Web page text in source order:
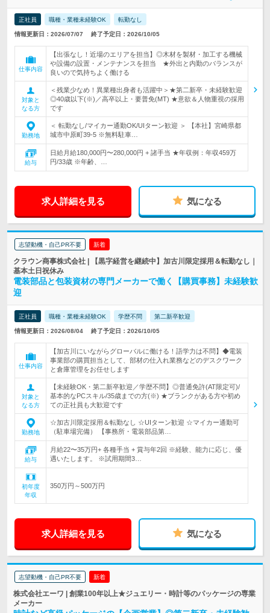
正社員 職種・業種未経験OK 転勤なし
情報更新日：2026/07/07 終了予定日：2026/10/05
仕事内容
【出張なし！近場のエリアを担当】◎木材を製材・加工する機械
や設備の設置・メンテナンスを担当 ★外出と内勤のバランスが
良いので気持ちよく働ける
対象と
なる方
＜残業少なめ！異業種出身者も活躍中＞★第二新卒・未経験歓迎
◎40歳以下(※)／高卒以上・要普免(MT) ★意欲＆人物重視の採用
です
勤務地
＜ 転勤なし/マイカー通勤OK/UIターン歓迎 ＞ 【本社】宮崎県都
城市中原町39-5 ※無料駐車…
給与
日給月給180,000円〜280,000円 + 諸手当 ★年収例：年収459万
円/33歳 ※年齢、…
求人詳細を見る 気になる
志望動機・自己PR不要 新着
クラウン商事株式会社 | 【黒字経営を継続中】加古川限定採用＆転勤なし｜
基本土日祝休み
電装部品と包装資材の専門メーカーで働く【購買事務】未経験歓
迎
正社員 職種・業種未経験OK 学歴不問 第二新卒歓迎
情報更新日：2026/08/04 終了予定日：2026/10/05
仕事内容
【加古川にいながらグローバルに働ける！語学力は不問】◆電装
事業部の購買担当として、部材の仕入れ業務などのデスクワーク
と倉庫管理をお任せします
対象と
なる方
【未経験OK・第二新卒歓迎／学歴不問】◎普通免許(AT限定可)/
基本的なPCスキル/35歳までの方(※) ★ブランクがある方や初め
ての正社員も大歓迎です
勤務地
☆加古川限定採用＆転勤なし ☆UIターン歓迎 ☆マイカー通勤可
（駐車場完備） 【事務所・電装部品第…
給与
月給22〜35万円+ 各種手当 + 賞与年2回 ※経験、能力に応じ、優
遇いたします。 ※試用期間3…
初年度
年収
350万円～500万円
求人詳細を見る 気になる
志望動機・自己PR不要 新着
株式会社エーワ | 創業100年以上★ジュエリー・時計等のパッケージの専業
メーカー